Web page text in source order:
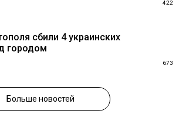
422
сбили 4 украинских
городом
673
Больше новостей